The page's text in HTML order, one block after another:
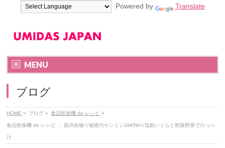
Powered by Translate
MENU
ブログ
HOME » ブログ » 食品乾燥機 de レシピ »
食品乾燥機 de レシピ ： 新潟名物☆秘密のケンミンSHOW☆塩鮭いくらと乾燥野菜でのっぺ
汁